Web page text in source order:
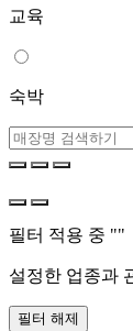
교육
숙박
필터 적용 중 ""
설정한 업종과
필터 해제